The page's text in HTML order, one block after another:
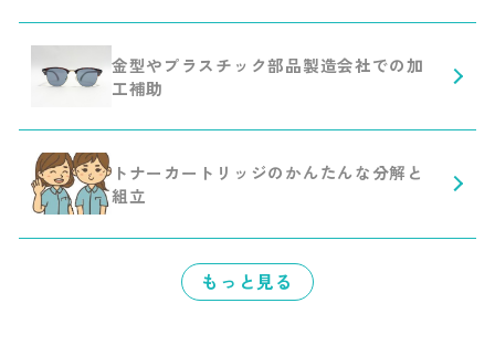
金型やプラスチック部品製造会社での加
工補助
トナーカートリッジのかんたんな分解と
組立
もっと見る